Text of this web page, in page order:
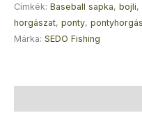
Címkék: Baseball sapka, bojli,
horgászat, ponty,
Márka: SEDO Fishing